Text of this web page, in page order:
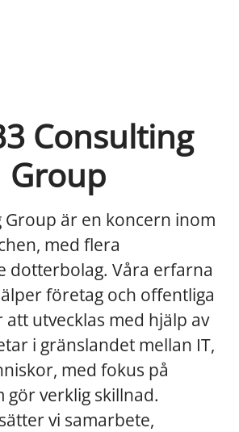
Consulting
Group
Group är en koncern inom
med flera
dotterbolag. Våra erfarna
företag och offentliga
utvecklas med hjälp av
i gränslandet mellan IT,
med fokus på
gör verklig skillnad.
vi samarbete,